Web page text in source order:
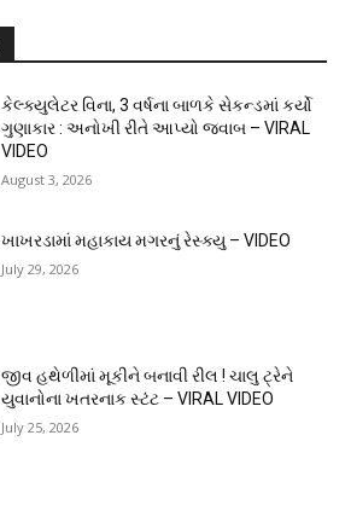
કેલ્ક્યુલેટર વિના, 3 વર્ષના બાળકે સેકન્ડમાં કર્યો
ગુણાકાર : અનોખી રીતે આપ્યો જવાબ – VIRAL
VIDEO
August 3, 2026
ખાખરડામાં મહાકાય મગરનું રેસ્ક્યુ – VIDEO
July 29, 2026
જીવ હથેળીમાં મૂકીને બનાવી રીલ ! ચાલુ ટ્રેને
યુવાનોના ખતરનાક સ્ટંટ – VIRAL VIDEO
July 25, 2026